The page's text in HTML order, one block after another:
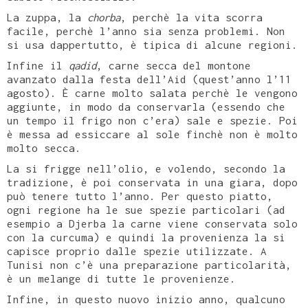
La zuppa, la chorba, perchè la vita scorra
facile, perchè l’anno sia senza problemi. Non
si usa dappertutto, è tipica di alcune regioni.
Infine il qadid, carne secca del montone
avanzato dalla festa dell’Aid (quest’anno l’11
agosto). È carne molto salata perchè le vengono
aggiunte, in modo da conservarla (essendo che
un tempo il frigo non c’era) sale e spezie. Poi
è messa ad essiccare al sole finchè non è molto
molto secca.
La si frigge nell’olio, e volendo, secondo la
tradizione, è poi conservata in una giara, dopo
può tenere tutto l’anno. Per questo piatto,
ogni regione ha le sue spezie particolari (ad
esempio a Djerba la carne viene conservata solo
con la curcuma) e quindi la provenienza la si
capisce proprio dalle spezie utilizzate. A
Tunisi non c’è una preparazione particolarità,
è un melange di tutte le provenienze.
Infine, in questo nuovo inizio anno, qualcuno